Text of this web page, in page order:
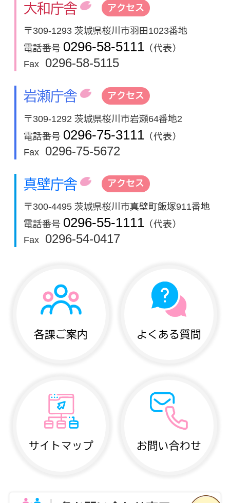
大和庁舎 アクセス
〒309-1293 茨城県桜川市羽田1023番地
電話番号 0296-58-5111 （代表）
Fax
0296-58-5115
岩瀬庁舎 アクセス
〒309-1292 茨城県桜川市岩瀬64番地2
電話番号 0296-75-3111 （代表）
Fax
0296-75-5672
真壁庁舎 アクセス
〒300-4495 茨城県桜川市真壁町飯塚911番地
電話番号 0296-55-1111 （代表）
Fax
0296-54-0417
各課ご案内 よくある質問
サイトマップ お問い合わせ